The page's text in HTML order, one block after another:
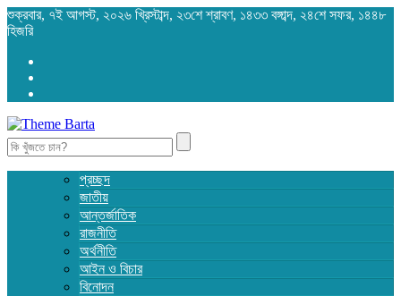
শুক্রবার, ৭ই আগস্ট, ২০২৬ খ্রিস্টাব্দ, ২৩শে শ্রাবণ, ১৪৩৩ বঙ্গাব্দ, ২৪শে সফর, ১৪৪৮
হিজরি
Search
for:
প্রচ্ছদ
জাতীয়
আন্তর্জাতিক
রাজনীতি
অর্থনীতি
আইন ও বিচার
বিনোদন